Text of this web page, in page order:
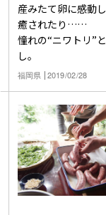
産みたて卵に感動し
癒されたり……
憧れの“ニワトリ”
し。
福岡県 2019/02/28